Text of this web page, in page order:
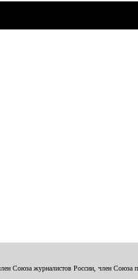
Союза журналистов России, член